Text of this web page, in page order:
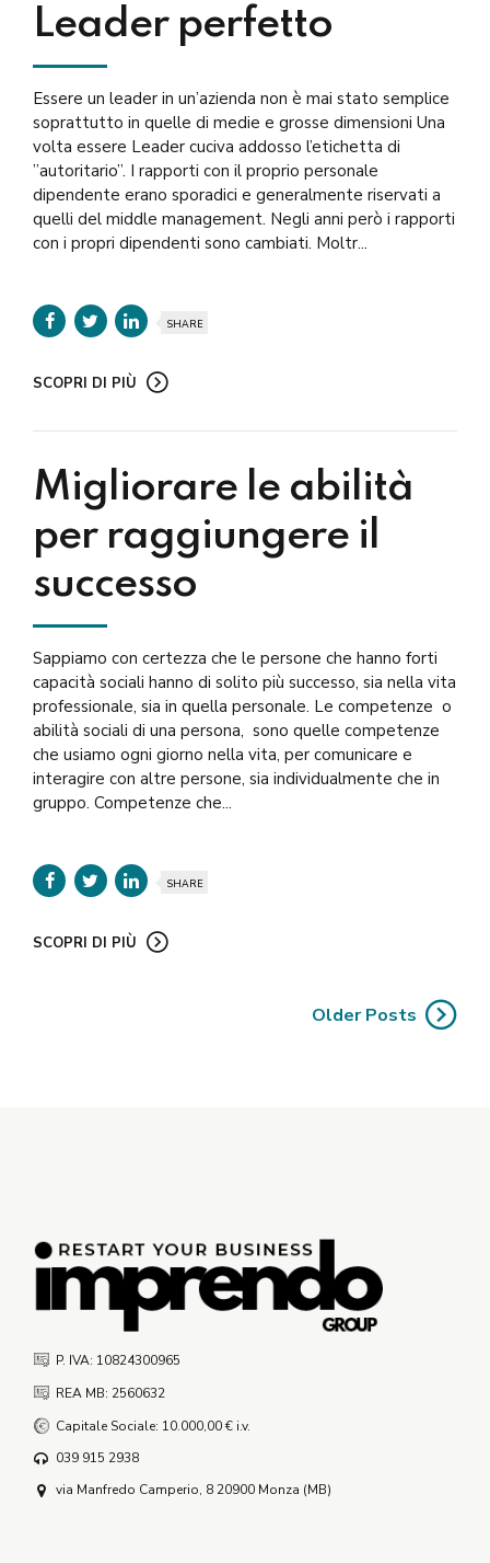
Leader perfetto
Essere un leader in un’azienda non è mai stato semplice
soprattutto in quelle di medie e grosse dimensioni Una
volta essere Leader cuciva addosso l’etichetta di
”autoritario”. I rapporti con il proprio personale
dipendente erano sporadici e generalmente riservati a
quelli del middle management. Negli anni però i rapporti
con i propri dipendenti sono cambiati. Moltr...
SHARE
SCOPRI DI PIÙ
Migliorare le abilità
per raggiungere il
successo
Sappiamo con certezza che le persone che hanno forti
capacità sociali hanno di solito più successo, sia nella vita
professionale, sia in quella personale. Le competenze o
abilità sociali di una persona, sono quelle competenze
che usiamo ogni giorno nella vita, per comunicare e
interagire con altre persone, sia individualmente che in
gruppo. Competenze che...
SHARE
SCOPRI DI PIÙ
Older Posts
P. IVA: 10824300965
REA MB: 2560632
Capitale Sociale: 10.000,00 € i.v.
039 915 2938
via Manfredo Camperio, 8 20900 Monza (MB)